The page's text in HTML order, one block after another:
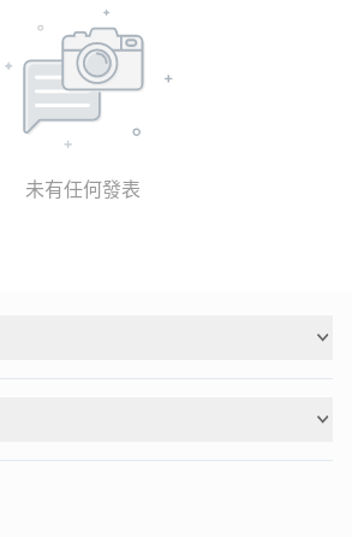
未有任何發表